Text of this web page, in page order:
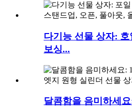
다기능 선물 상자:
보싱...
달콤함을 음미하세